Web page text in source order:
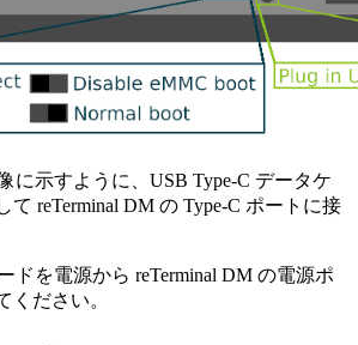
に示すように、USB Type-C データケ
て reTerminal DM の Type-C ポートに接
ドを電源から reTerminal DM の電源ポ
ください。